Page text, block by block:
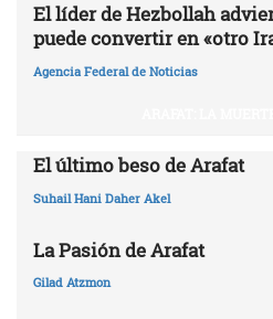
El líder de Hezbollah
puede convertir en «otro
Agencia Federal de Noticias
El último beso de Arafat
Suhail Hani Daher Akel
La Pasión de Arafat
Gilad Atzmon